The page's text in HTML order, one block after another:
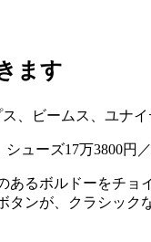
ます
ューズ17万3800
あるボルドーをチ
ンが、クラシック